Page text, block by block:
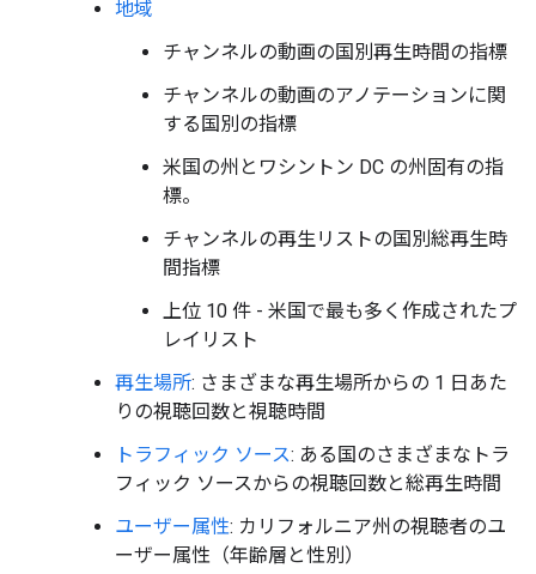
地域
チャンネルの動画の国別再生時間の指標
チャンネルの動画のアノテーションに関
する国別の指標
米国の州とワシントン DC の州固有の指
標。
チャンネルの再生リストの国別総再生時
間指標
上位 10 件 - 米国で最も多く作成されたプ
レイリスト
再生場所: さまざまな再生場所からの 1 日あた
りの視聴回数と視聴時間
トラフィック ソース: ある国のさまざまなトラ
フィック ソースからの視聴回数と総再生時間
ユーザー属性: カリフォルニア州の視聴者のユ
ーザー属性（年齢層と性別）